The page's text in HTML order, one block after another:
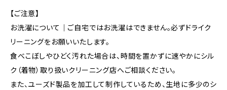
【ご注意】
お洗濯について｜ご自宅ではお洗濯はできません。必ずドライク
リーニングをお願いいたします。
食べこぼしやひどく汚れた場合は、時間を置かずに速やかにシル
ク（着物）取り扱いクリーニング店へご相談ください。
また、ユーズド製品を加工して制作しているため、生地に多少のシ